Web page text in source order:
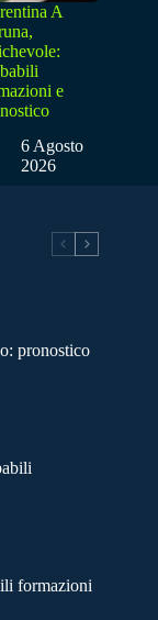
A
e
6 Agosto
2026
pronostico
formazioni